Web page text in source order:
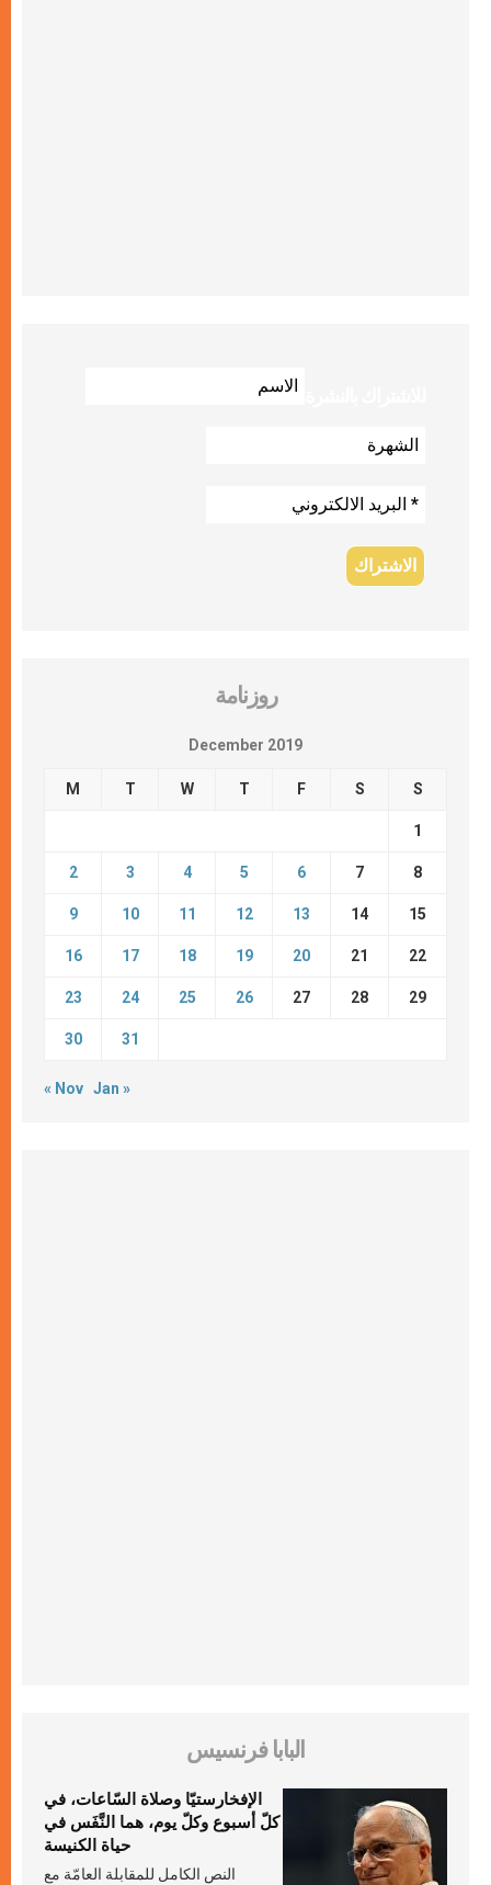
روزنامة
December 2019
M T W T F S S
1
2 3 4 5 6 7 8
9 10 11 12 13 14 15
16 17 18 19 20 21 22
23 24 25 26 27 28 29
30 31
« Nov Jan »
البابا فرنسيس
الإفخارستيّا وصلاة السّاعات، في
كلّ أسبوع وكلّ يوم، هما النَّفَس في
حياة الكنيسة
النص الكامل للمقابلة العامّة مع